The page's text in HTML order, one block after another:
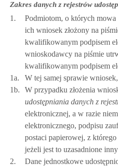
Zakres danych z rejestrów
1. Podmiotom, o których
ich wniosek złożony na
kwalifikowanym podpisem
wnioskodawcy na piśmie
kwalifikowanym podpisem
1a.
W tej samej sprawie
1b.
W przypadku złożenia
udostępniania danych z
elektronicznej, a w razie
elektronicznego, podpisu
postaci papierowej, z
jeżeli jest to uzasadnione
2.
Dane jednostkowe